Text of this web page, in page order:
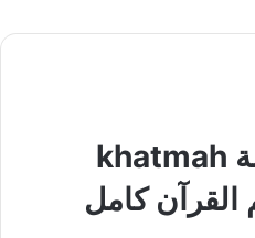
تحميل برنامج ختمة khatmah
القرآن كامل